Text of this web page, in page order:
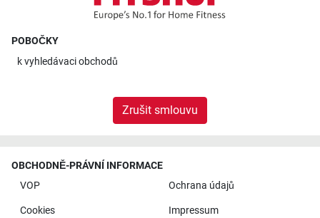
POBOČKY
kvyhledávaci obchodů
Zrušit smlouvu
OBCHODNĚ-PRÁVNÍ INFORMACE
VOP
Ochrana údajů
Cookies Impressum